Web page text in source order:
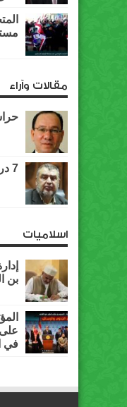
مقالات وآراء
7 دروس مستفادة من ثورة يناير
اسلاميات
بن
في